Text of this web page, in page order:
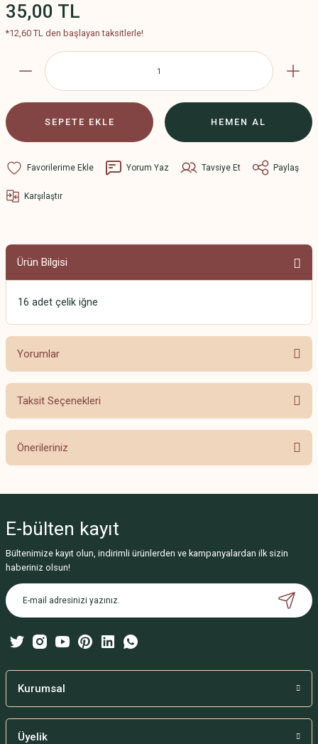
35,00 TL
*12,60 TL den başlayan taksitlerle!
SEPETE EKLE HEMEN AL
Yorum Yaz Tavsiye Et Paylaş
Karşılaştır
Ürün Bilgisi
16 adet çelik iğne
Yorumlar
Bu ürüne ilk yorumu siz yapın!
Taksit Seçenekleri
Önerileriniz
Görüş ve önerileriniz için teşekkür ederiz.
Ürün resmi kalitesiz, bozuk veya görüntülenemiyor.
Ürün açıklamasında eksik bilgiler bulunuyor.
Ürün bilgilerinde hatalar bulunuyor.
Bu ürüne benzer farklı alternatifler olmalı.
E-bülten kayıt
Bültenimize kayıt olun, indirimli ürünlerden ve kampanyalardan ilk sizin
haberiniz olsun!
Kurumsal
Üyelik